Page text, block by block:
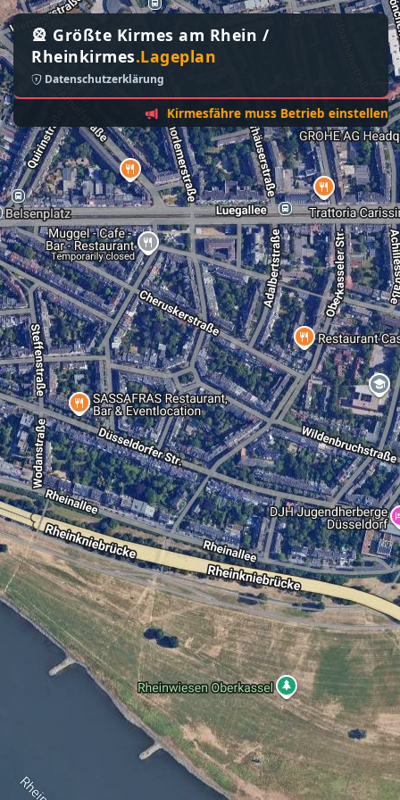
🎡 Größte Kirmes am Rhein /
Rheinkirmes.Lageplan
Datenschutzerklärung
Kirmesfähre muss Betrieb einstellen -